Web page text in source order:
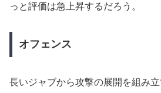
っと評価は急上昇するだろう。
オフェンス
長いジャブから攻撃の展開を組み立